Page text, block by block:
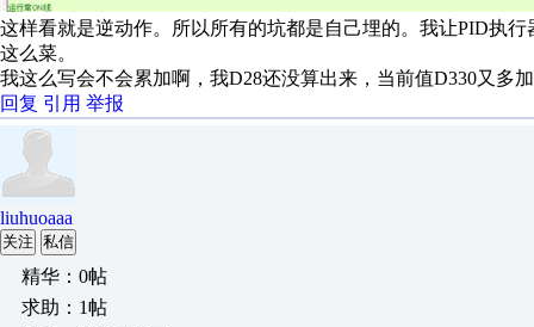
这样看就是逆动作。所以所有的坑都是自己埋的。我让PID执
这么菜。
我这么写会不会累加啊，我D28还没算出来，当前值D330又多
回复 引用 举报
liuhuoaaa
关注 私信
精华：0帖
求助：1帖